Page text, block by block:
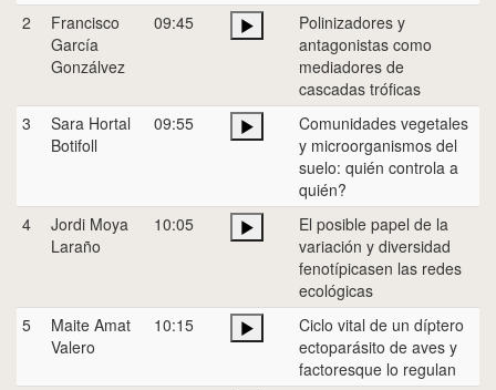
2
Francisco
García
Gonzálvez
09:45
Polinizadores y
antagonistas como
mediadores de
cascadas tróficas
3
Sara Hortal
Botifoll
09:55
Comunidades vegetales
y microorganismos del
suelo: quién controla a
quién?
4
Jordi Moya
Laraño
10:05
El posible papel de la
variación y diversidad
fenotípicasen las redes
ecológicas
5
Maite Amat
Valero
10:15
Ciclo vital de un díptero
ectoparásito de aves y
factoresque lo regulan